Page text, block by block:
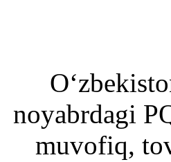
noyabrdagi
muvofiq,